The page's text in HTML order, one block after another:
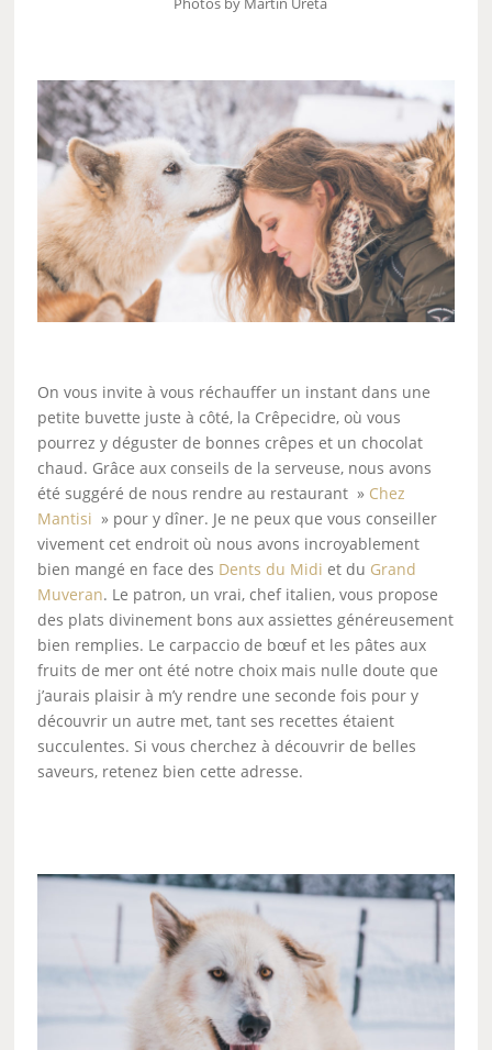
On vous invite à vous réchauffer un instant dans une
petite buvette juste à côté, la Crêpecidre, où vous
pourrez y déguster de bonnes crêpes et un chocolat
chaud. Grâce aux conseils de la serveuse, nous avons
été suggéré de nous rendre au restaurant » Chez
Mantisi » pour y dîner. Je ne peux que vous conseiller
vivement cet endroit où nous avons incroyablement
bien mangé en face des Dents du Midi et du Grand
Muveran. Le patron, un vrai, chef italien, vous propose
des plats divinement bons aux assiettes généreusement
bien remplies. Le carpaccio de bœuf et les pâtes aux
fruits de mer ont été notre choix mais nulle doute que
j’aurais plaisir à m’y rendre une seconde fois pour y
découvrir un autre met, tant ses recettes étaient
succulentes. Si vous cherchez à découvrir de belles
saveurs, retenez bien cette adresse.